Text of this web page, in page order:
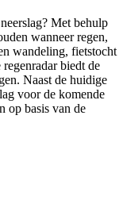
Met behulp
wanneer regen,
wandeling, fietstocht
biedt de
Naast de huidige
voor de komende
op basis van de